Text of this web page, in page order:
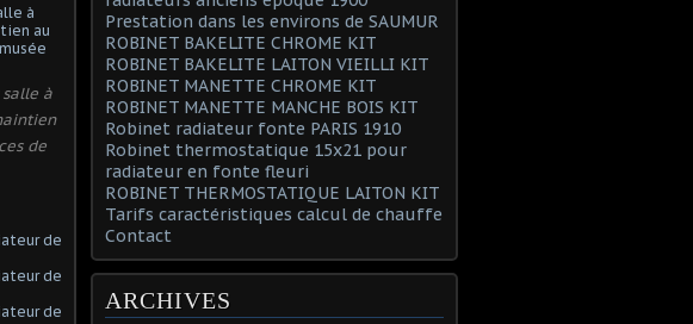
à
de
Prestation dans les environs de SAUMUR
ROBINET BAKELITE CHROME KIT
ROBINET BAKELITE LAITON VIEILLI KIT
ROBINET MANETTE CHROME KIT
ROBINET MANETTE MANCHE BOIS KIT
Robinet radiateur fonte PARIS 1910
Robinet thermostatique 15x21 pour
radiateur en fonte fleuri
ROBINET THERMOSTATIQUE LAITON KIT
Tarifs caractéristiques calcul de chauffe
Contact
ARCHIVES